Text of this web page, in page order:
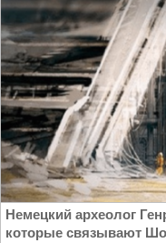
Немецкий археолог
которые связывают